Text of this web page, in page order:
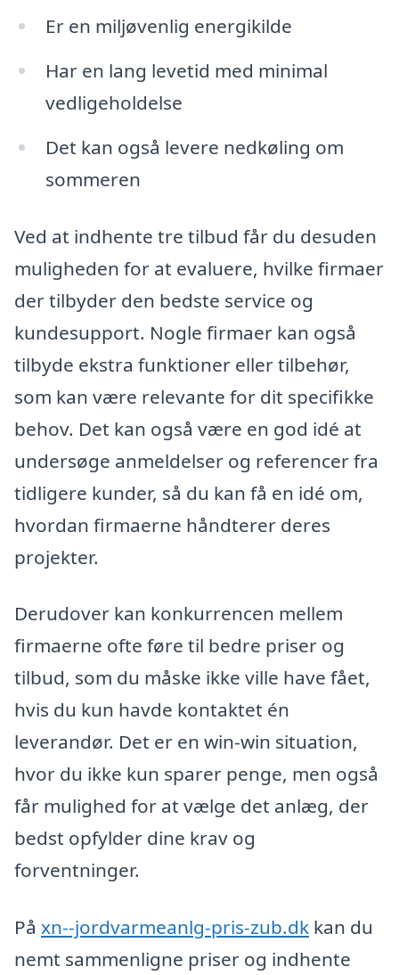
Er en miljøvenlig energikilde
Har en lang levetid med minimal
vedligeholdelse
Det kan også levere nedkøling om
sommeren
Ved at indhente tre tilbud får du desuden
muligheden for at evaluere, hvilke firmaer
der tilbyder den bedste service og
kundesupport. Nogle firmaer kan også
tilbyde ekstra funktioner eller tilbehør,
som kan være relevante for dit specifikke
behov. Det kan også være en god idé at
undersøge anmeldelser og referencer fra
tidligere kunder, så du kan få en idé om,
hvordan firmaerne håndterer deres
projekter.
Derudover kan konkurrencen mellem
firmaerne ofte føre til bedre priser og
tilbud, som du måske ikke ville have fået,
hvis du kun havde kontaktet én
leverandør. Det er en win-win situation,
hvor du ikke kun sparer penge, men også
får mulighed for at vælge det anlæg, der
bedst opfylder dine krav og
forventninger.
På xn--jordvarmeanlg-pris-zub.dk kan du
nemt sammenligne priser og indhente